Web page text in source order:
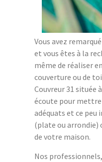
Vous avez
et vous êtes à la
même de réaliser
couverture ou de
Couvreur 31 située
écoute pour mettre
adéquats et ce
(plate ou arrondie)
de votre maison.
Nos